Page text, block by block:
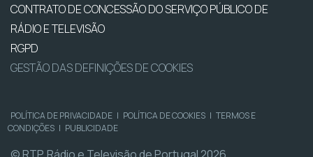
CONTRATO DE CONCESSÃO DO SERVIÇO PÚBLICO DE
RÁDIO E TELEVISÃO
RGPD
GESTÃO DAS DEFINIÇÕES DE COOKIES
POLÍTICA DE PRIVACIDADE | POLÍTICA DE COOKIES | TERMOS E
CONDIÇÕES | PUBLICIDADE
© RTP, Rádio e Televisão de Portugal 2026